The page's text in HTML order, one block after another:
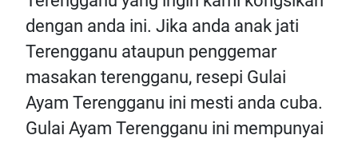
dengan anda ini. Jika anda anak jati
Terengganu ataupun penggemar
masakan terengganu, resepi Gulai
Ayam Terengganu ini mesti anda cuba.
Gulai Ayam Terengganu ini mempunyai